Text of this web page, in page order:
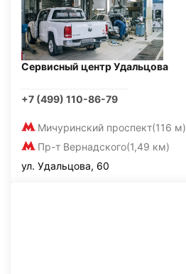
Сервисный центр Удальцова
+7 (499) 110-86-79
Мичуринский проспект(116 м)
Пр-т Вернадского(1,49 км)
ул. Удальцова, 60